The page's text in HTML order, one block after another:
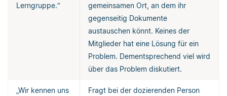
Lerngruppe.“
gemeinsamen Ort, an dem ihr
gegenseitig Dokumente
austauschen könnt. Keines der
Mitglieder hat eine Lösung für ein
Problem. Dementsprechend viel wird
über das Problem diskutiert.
„Wir kennen uns
Fragt bei der dozierenden Person